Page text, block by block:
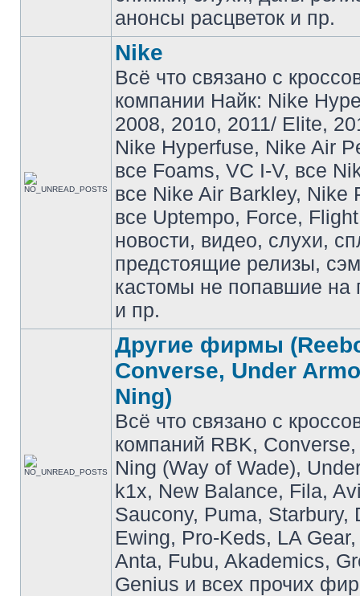
анонсы расцветок и пр.
Nike
Всё что связано с
компании Найк: Nike
2008, 2010, 2011/ Elite,
Nike Hyperfuse, Nike Air
все Foams, VC I-V, все
все Nike Air Barkley, Nike
все Uptempo, Force,
новости, видео, слухи,
предстоящие релизы,
кастомы не попавшие на
и пр.
Другие фирмы
Converse, Under
Ning)
Всё что связано с
компаний RBK,
Ning (Way of Wade),
k1x, New Balance, Fila,
Saucony, Puma, Starbury,
Ewing, Pro-Keds, LA
Anta, Fubu, Akademics,
Genius и всех прочих